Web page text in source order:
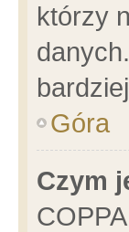
którzy
Góra
Czym